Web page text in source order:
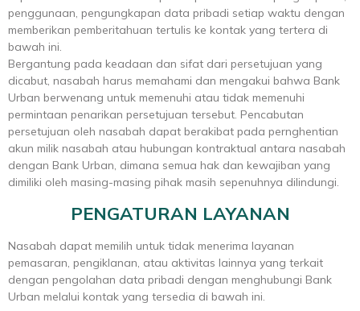
penggunaan, pengungkapan data pribadi setiap waktu dengan
memberikan pemberitahuan tertulis ke kontak yang tertera di
bawah ini.
Bergantung pada keadaan dan sifat dari persetujuan yang
dicabut, nasabah harus memahami dan mengakui bahwa Bank
Urban berwenang untuk memenuhi atau tidak memenuhi
permintaan penarikan persetujuan tersebut. Pencabutan
persetujuan oleh nasabah dapat berakibat pada pernghentian
akun milik nasabah atau hubungan kontraktual antara nasabah
dengan Bank Urban, dimana semua hak dan kewajiban yang
dimiliki oleh masing-masing pihak masih sepenuhnya dilindungi.
PENGATURAN LAYANAN
Nasabah dapat memilih untuk tidak menerima layanan
pemasaran, pengiklanan, atau aktivitas lainnya yang terkait
dengan pengolahan data pribadi dengan menghubungi Bank
Urban melalui kontak yang tersedia di bawah ini.